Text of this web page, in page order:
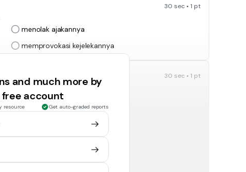
30 sec • 1 pt
menolak ajakannya
memprovokasi kejelekannya
30 sec • 1 pt
yang datang dari rasul adalah benar, ikutilah
meninggalkan apa yang diperintahkan rasul
and much more by
account
resource Get auto-graded reports